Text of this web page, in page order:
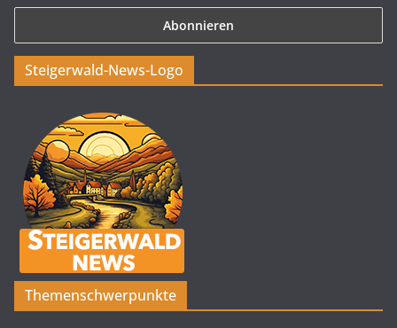
Steigerwald-News-Logo
Themenschwerpunkte